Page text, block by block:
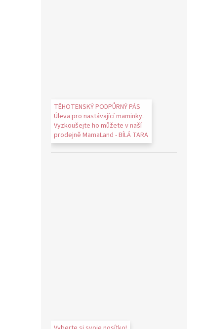
TĚHOTENSKÝ PODPŮRNÝ PÁS
Úleva pro nastávající maminky.
Vyzkoušejte ho můžete v naší
prodejně MamaLand - BÍLÁ TARA